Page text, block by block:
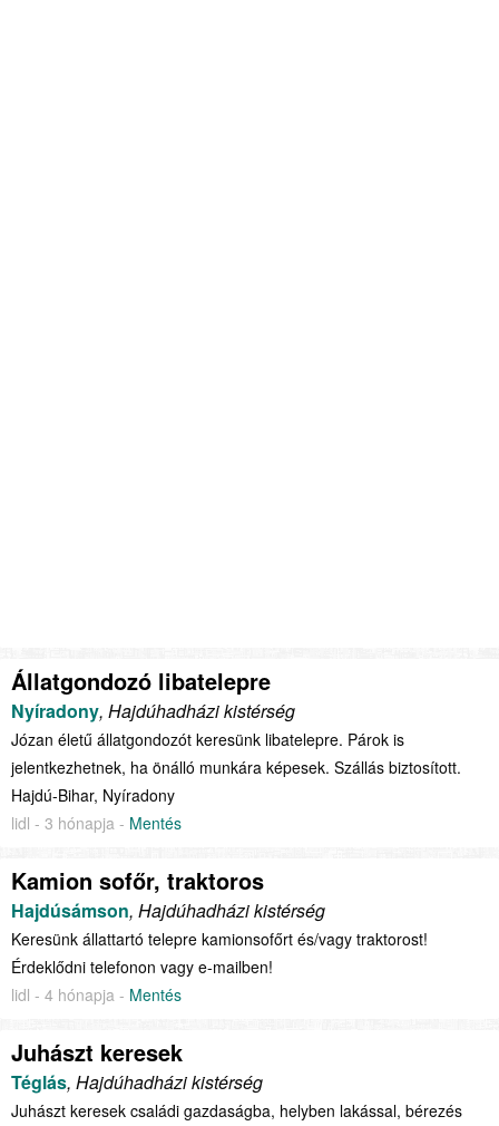
Állatgondozó libatelepre
Nyíradony, Hajdúhadházi kistérség
Józan életű állatgondozót keresünk libatelepre. Párok is
jelentkezhetnek, ha önálló munkára képesek. Szállás biztosított.
Hajdú-Bihar, Nyíradony
lidl - 3 hónapja - Mentés
Kamion sofőr, traktoros
Hajdúsámson, Hajdúhadházi kistérség
Keresünk állattartó telepre kamionsofőrt és/vagy traktorost!
Érdeklődni telefonon vagy e-mailben!
lidl - 4 hónapja - Mentés
Juhászt keresek
Téglás, Hajdúhadházi kistérség
Juhászt keresek családi gazdaságba, helyben lakással, bérezés